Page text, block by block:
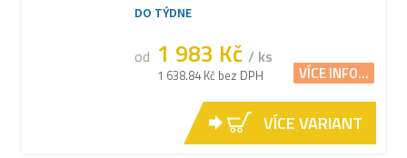
DO TÝDNE
od 1 983 Kč / ks
1 638.84 Kč bez DPH VÍCE INFO...
VÍCE VARIANT